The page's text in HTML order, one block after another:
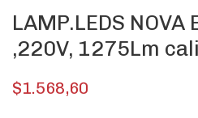
LAMP.LEDS
,220V, 1275Lm
$1.568,60